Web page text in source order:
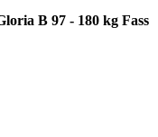
B 97 - 180 kg Fass